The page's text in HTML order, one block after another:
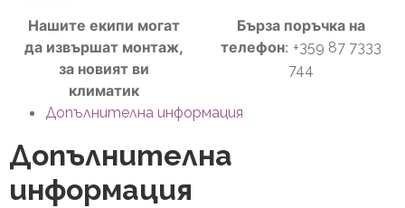
Нашите екипи могат
да извършат монтаж,
за новият ви
климатик
Бърза поръчка на
телефон: +359 87 7333
744
Допълнителна информация
Допълнителна
информация